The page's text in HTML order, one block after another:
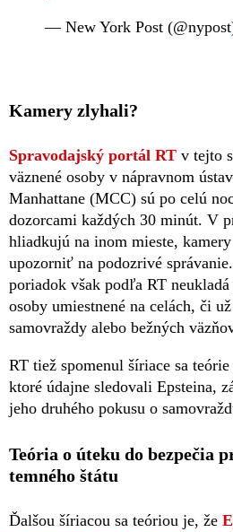
— New York Post
Kamery zlyhali?
Spravodajský portál RT v tejto
väznené osoby v nápravnom
Manhattane (MCC) sú po celú
dozorcami každých 30 minút. V
hliadkujú na inom mieste,
upozorniť na podozrivé
poriadok však podľa RT
osoby umiestnené na celách, či
samovraždy alebo bežných
RT tiež spomenul šíriace sa
ktoré údajne sledovali Epsteina,
jeho druhého pokusu o
Teória o úteku do bezpečia
temného štátu
Ďalšou šíriacou sa teóriou je, že